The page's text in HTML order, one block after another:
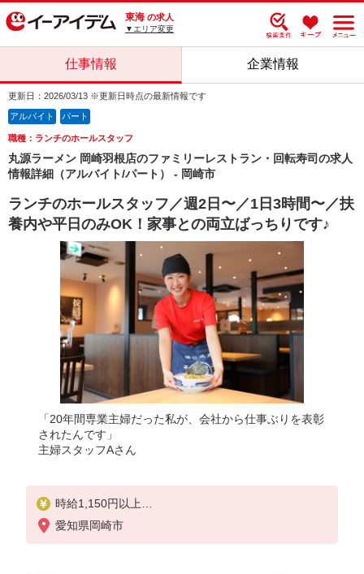
東海 の求人
▼エリア変更
仕事情報 企業情報
更新日：2026/03/13 ※更新日時点の最新情報です
アルバイト パート
職種：ランチのホールスタッフ
丸源ラーメン 岡崎羽根店のファミリーレストラン・回転寿司の求人
情報詳細（アルバイト/パート） - 岡崎市
ランチのホールスタッフ／週2日〜／1日3時間〜／扶
養内や平日のみOK！家事との両立ばっちりです♪
「20年間専業主婦だった私が、会社から仕事ぶりを表彰
されたんです」
主婦スタッフAさん
時給1,150円以上
※研修中も時給の変動はありません
愛知県岡崎市